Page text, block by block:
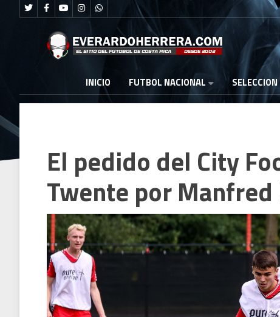
INICIO FUTBOL NACIONAL SELECCION
El pedido del City
Twente por Manfred